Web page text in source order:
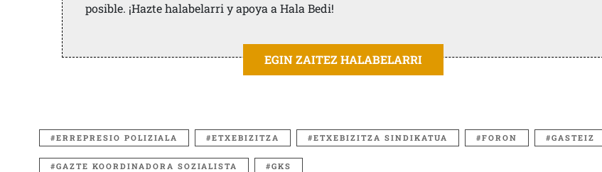
posible. ¡Hazte halabelarri y apoya a Hala Bedi!
EGIN ZAITEZ HALABELARRI
ERREPRESIO POLIZIALA ETXEBIZITZA ETXEBIZITZA SINDIKATUA FORON GASTEIZ
GAZTE KOORDINADORA SOZIALISTA GKS